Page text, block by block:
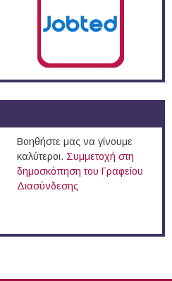
Βοηθήστε μας να γίνουμε
καλύτεροι. Συμμετοχή στη
δημοσκόπηση του Γραφείου
Διασύνδεσης